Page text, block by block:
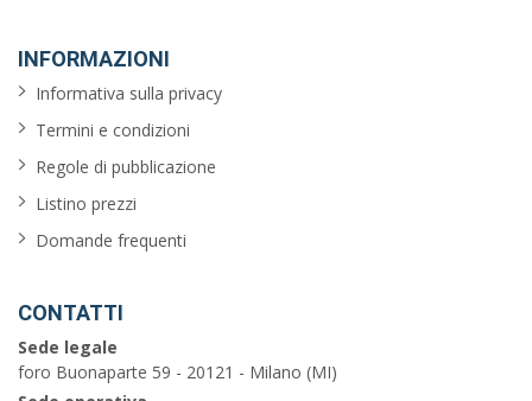
vista
sul
mare
Cerca
Scurzolengo
INFORMAZIONI
Informativa sulla privacy
Termini e condizioni
Regole di pubblicazione
Listino prezzi
Domande frequenti
CONTATTI
Sede legale
foro Buonaparte 59 - 20121 - Milano (MI)